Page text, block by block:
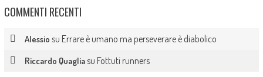
COMMENTI RECENTI
Alessio su Errare è umano ma perseverare è diabolico
Riccardo Quagliasu Fottuti runners